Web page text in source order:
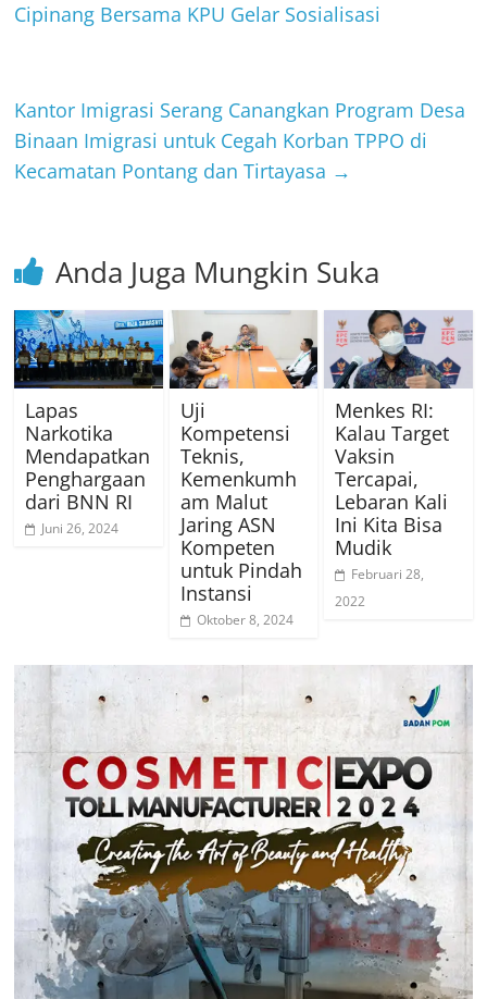
Cipinang Bersama KPU Gelar Sosialisasi
Kantor Imigrasi Serang Canangkan Program Desa
Binaan Imigrasi untuk Cegah Korban TPPO di
Kecamatan Pontang dan Tirtayasa →
Anda Juga Mungkin Suka
Lapas
Narkotika
Mendapatkan
Penghargaan
dari BNN RI
Juni 26, 2024
Uji
Kompetensi
Teknis,
Kemenkumh
am Malut
Jaring ASN
Kompeten
untuk Pindah
Instansi
Oktober 8, 2024
Menkes RI:
Kalau Target
Vaksin
Tercapai,
Lebaran Kali
Ini Kita Bisa
Mudik
Februari 28,
2022